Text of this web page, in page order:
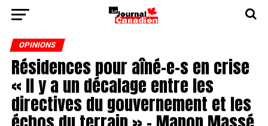
OPINIONS
Résidences pour aîné-e-s en crise
« Il y a un décalage entre les
directives du gouvernement et les